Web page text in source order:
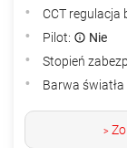
CCT regulacja
Pilot:
Nie
Stopień
Barwa światła
>